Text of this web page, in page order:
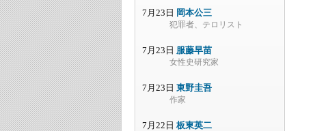
7月23日 岡本公三
犯罪者、テロリスト
7月23日 服藤早苗
女性史研究家
7月23日 東野圭吾
作家
7月22日 板東英二